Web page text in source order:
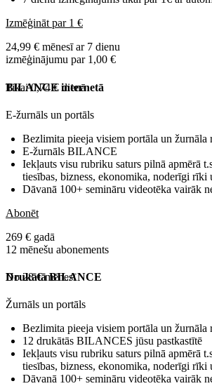
Izmēģināt par 1 €
24,99 € mēnesī ar 7 dienu
izmēģinājumu par 1,00 €
Tikai 0,74 € dienā
BILANCE internetā
E-žurnāls un portāls
Bezlimita pieeja visiem portāla un žurnāla
E-žurnāls BILANCE
Iekļauts visu rubriku saturs pilnā apmērā
tiesības, bizness, ekonomika, noderīgi rīki
Dāvanā 100+ semināru videotēka vairāk
Abonēt
269 € gadā
12 mēnešu abonements
No 28 € mēnesī
Drukātā BILANCE
Žurnāls un portāls
Bezlimita pieeja visiem portāla un žurnāla
12 drukātās BILANCES jūsu pastkastītē
Iekļauts visu rubriku saturs pilnā apmērā
tiesības, bizness, ekonomika, noderīgi rīki
Dāvanā 100+ semināru videotēka vairāk